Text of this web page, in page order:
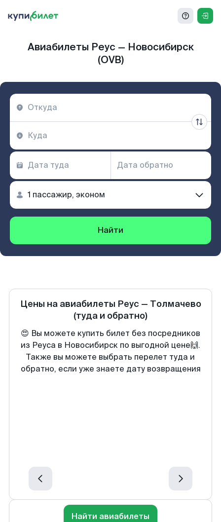
Авиабилеты Реус — Новосибирск
(OVB)
Найти
Цены на авиабилеты Реус — Толмачево
(туда и обратно)
😍 Вы можете купить билет без посредников
из Реуса в Новосибирск по выгодной цене🙌.
Также вы можете выбрать перелет туда и
обратно, если уже знаете дату возвращения
Найти авиабилеты